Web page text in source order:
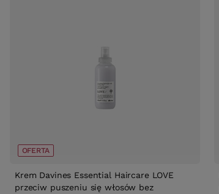
OFERTA
Krem Davines Essential Haircare LOVE
przeciw puszeniu się włosów bez